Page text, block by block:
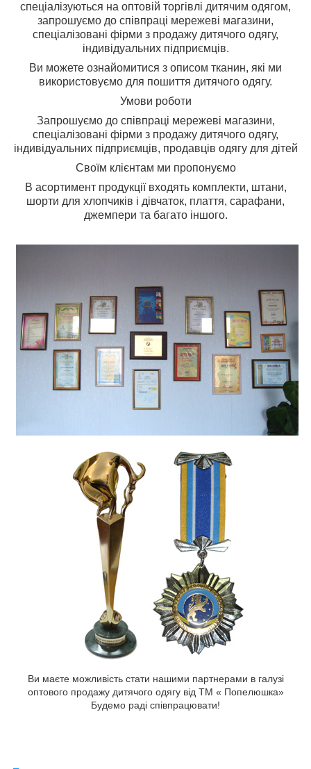
спеціалізуються на оптовій торгівлі дитячим одягом,
запрошуємо до співпраці мережеві магазини,
спеціалізовані фірми з продажу дитячого одягу,
індивідуальних підприємців.
Ви можете ознайомитися з описом тканин, які ми
використовуємо для пошиття дитячого одягу.
Умови роботи
Запрошуємо до співпраці мережеві магазини,
спеціалізовані фірми з продажу дитячого одягу,
індивідуальних підприємців, продавців одягу для дітей
Своїм клієнтам ми пропонуємо
В асортимент продукції входять комплекти, штани,
шорти для хлопчиків і дівчаток, плаття, сарафани,
джемпери та багато іншого.
Ви маєте можливість стати нашими партнерами в галузі
оптового продажу дитячого одягу від ТМ « Попелюшка»
Будемо раді співпрацювати!